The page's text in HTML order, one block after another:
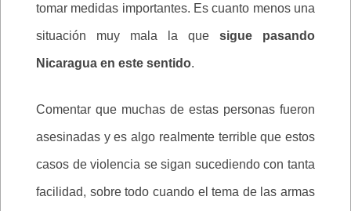
tomar medidas importantes. Es cuanto menos una
situación muy mala la que sigue pasando
Nicaragua en este sentido.
Comentar que muchas de estas personas fueron
asesinadas y es algo realmente terrible que estos
casos de violencia se sigan sucediendo con tanta
facilidad, sobre todo cuando el tema de las armas